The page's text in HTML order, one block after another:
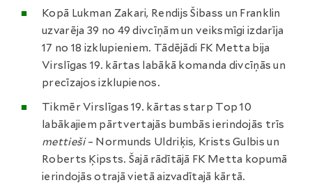
Kopā Lukman Zakari, Rendijs Šibass un Franklin
uzvarēja 39 no 49 divcīņām un veiksmīgi izdarīja
17 no 18 izklupieniem. Tādējādi FK Metta bija
Virslīgas 19. kārtas labākā komanda divcīņās un
precīzajos izklupienos.
Tikmēr Virslīgas 19. kārtas starp Top 10
labākajiem pārtvertajās bumbās ierindojās trīs
mettieši– Normunds Uldriķis, Krists Gulbis un
Roberts Ķipsts. Šajā rādītājā FK Metta kopumā
ierindojās otrajā vietā aizvadītajā kārtā.